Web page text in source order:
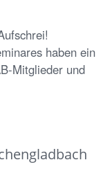
haben ein
Mitglieder und